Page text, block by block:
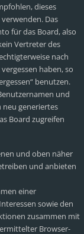
dieses
Das
für das Board, also
Vertreter des
nach
haben, so
benutzen.
und
neu generiertes
Board zugreifen
und oben näher
und anbieten
einer
sowie den
zusammen mit
Browser-